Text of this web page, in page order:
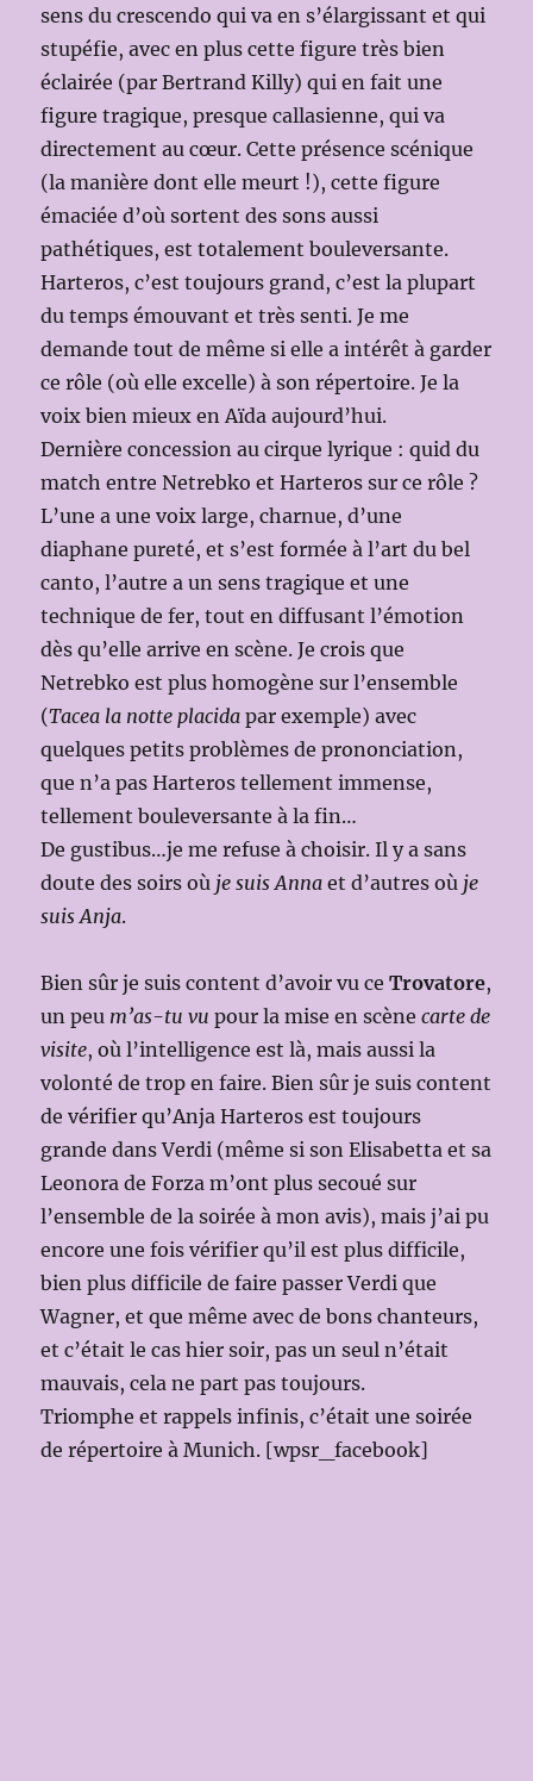
sens du crescendo qui va en s’élargissant et qui
stupéfie, avec en plus cette figure très bien
éclairée (par Bertrand Killy) qui en fait une
figure tragique, presque callasienne, qui va
directement au cœur. Cette présence scénique
(la manière dont elle meurt !), cette figure
émaciée d’où sortent des sons aussi
pathétiques, est totalement bouleversante.
Harteros, c’est toujours grand, c’est la plupart
du temps émouvant et très senti. Je me
demande tout de même si elle a intérêt à garder
ce rôle (où elle excelle) à son répertoire. Je la
voix bien mieux en Aïda aujourd’hui.
Dernière concession au cirque lyrique : quid du
match entre Netrebko et Harteros sur ce rôle ?
L’une a une voix large, charnue, d’une
diaphane pureté, et s’est formée à l’art du bel
canto, l’autre a un sens tragique et une
technique de fer, tout en diffusant l’émotion
dès qu’elle arrive en scène. Je crois que
Netrebko est plus homogène sur l’ensemble
(Tacea la notte placida par exemple) avec
quelques petits problèmes de prononciation,
que n’a pas Harteros tellement immense,
tellement bouleversante à la fin…
De gustibus…je me refuse à choisir. Il y a sans
doute des soirs où je suis Anna et d’autres où je
suis Anja.
Bien sûr je suis content d’avoir vu ceTrovatore,
un peu m’as-tu vu pour la mise en scènecarte de
visite, où l’intelligence est là, mais aussi la
volonté de trop en faire. Bien sûr je suis content
de vérifier qu’Anja Harteros est toujours
grande dans Verdi (même si son Elisabetta et sa
Leonora de Forza m’ont plus secoué sur
l’ensemble de la soirée à mon avis), mais j’ai pu
encore une fois vérifier qu’il est plus difficile,
bien plus difficile de faire passer Verdi que
Wagner, et que même avec de bons chanteurs,
et c’était le cas hier soir, pas un seul n’était
mauvais, cela ne part pas toujours.
Triomphe et rappels infinis, c’était une soirée
de répertoire à Munich. [wpsr_facebook]